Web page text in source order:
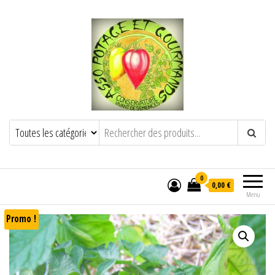
POTAGE ET GOURMANDSSemence paysanne naturelle
——————————————-
Menu
0
0,00 €
Promo !